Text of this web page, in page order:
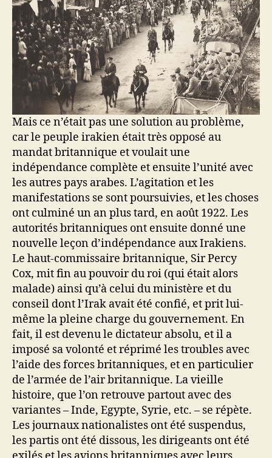
Mais ce n’était pas une solution au problème,
car le peuple irakien était très opposé au
mandat britannique et voulait une
indépendance complète et ensuite l’unité avec
les autres pays arabes. L’agitation et les
manifestations se sont poursuivies, et les choses
ont culminé un an plus tard, en août 1922. Les
autorités britanniques ont ensuite donné une
nouvelle leçon d’indépendance aux Irakiens.
Le haut-commissaire britannique, Sir Percy
Cox, mit fin au pouvoir du roi (qui était alors
malade) ainsi qu’à celui du ministère et du
conseil dont l’Irak avait été confié, et prit lui-
même la pleine charge du gouvernement. En
fait, il est devenu le dictateur absolu, et il a
imposé sa volonté et réprimé les troubles avec
l’aide des forces britanniques, et en particulier
de l’armée de l’air britannique. La vieille
histoire, que l’on retrouve partout avec des
variantes – Inde, Egypte, Syrie, etc. – se répète.
Les journaux nationalistes ont été suspendus,
les partis ont été dissous, les dirigeants ont été